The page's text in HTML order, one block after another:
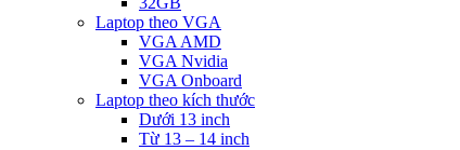
Laptop theo VGA
VGA AMD
VGA Nvidia
VGA Onboard
Laptop theo kích thước
Dưới 13 inch
Từ 13 – 14 inch